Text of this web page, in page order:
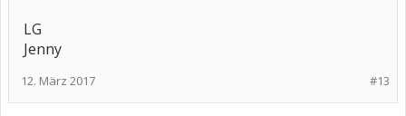
LG
Jenny
#13
12. März 2017